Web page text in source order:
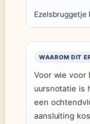
Ezelsbruggetje
WAAROM DIT
Voor wie voor
uursnotatie is
een
aansluiting